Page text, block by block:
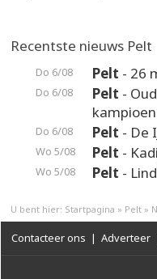
Recentste nieuws Pelt
Do 6/08 Pelt - 26
Do 6/08 Pelt -
Do 6/08 Pelt - De
Wo 5/08 Pelt -
Wo 5/08 Pelt -
U bent hier: Startpagina » Pelt »
Contacteer ons | Adverteer